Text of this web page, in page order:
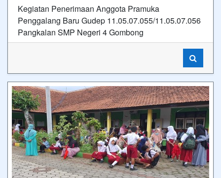
Kegiatan Penerimaan Anggota Pramuka
Penggalang Baru Gudep 11.05.07.055/11.05.07.056
Pangkalan SMP Negeri 4 Gombong